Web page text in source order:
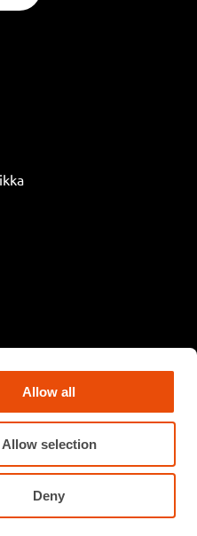
Allow all
Allow selection
Deny